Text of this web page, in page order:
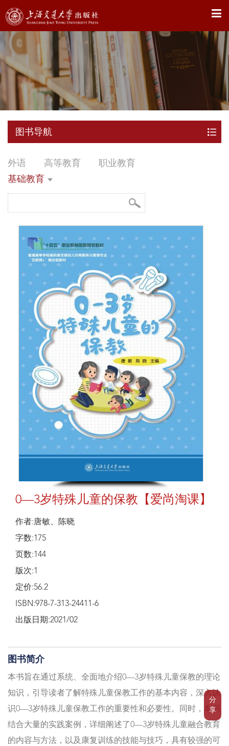
X
分
享
图书导航
外语 高等教育
职业教育
基础教育
0—3岁特殊儿童的保教【爱尚淘课】
作者:唐敏、陈晓
字数:175
页数:144
版次:1
定价:56.2
ISBN:978-7-313-24411-6
出版日期:2021/02
图书简介
本书旨在通过系统、全面地介绍0—3岁特殊儿童保教的理论
知识，引导读者了解特殊儿童保教工作的基本内容，深入认
识0—3岁特殊儿童保教工作的重要性和必要性。同时，本书
结合大量的实践案例，详细阐述了0—3岁特殊儿童融合教育
的内容与方法，以及康复训练的技能与技巧，具有较强的可